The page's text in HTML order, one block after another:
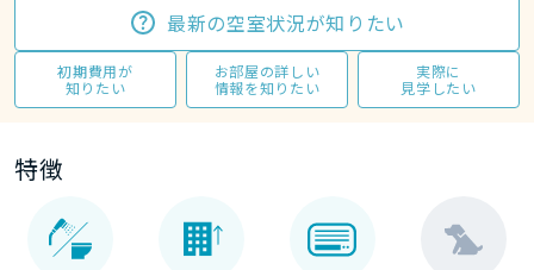
最新の空室状況が知りたい
初期費用が
知りたい
お部屋の詳しい
情報を知りたい
実際に
見学したい
特徴